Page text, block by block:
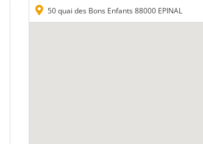
50 quai des Bons Enfants 88000 EPINAL